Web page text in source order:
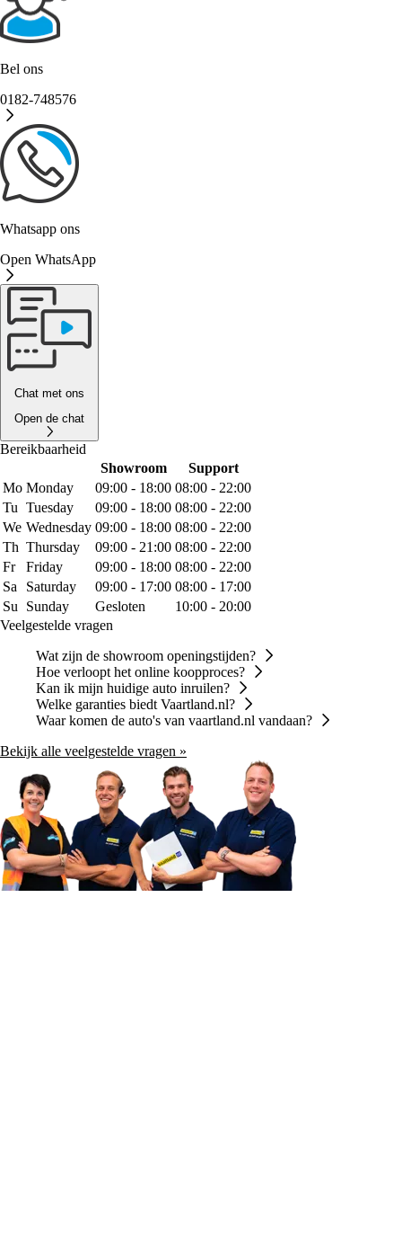
Bel ons
0182-748576
Whatsapp ons
Open WhatsApp
Chat met ons
Open de chat
Bereikbaarheid
Showroom
Support
Mo Monday 09:00 - 18:00 08:00 - 22:00
Tu Tuesday 09:00 - 18:00 08:00 - 22:00
We Wednesday 09:00 - 18:00 08:00 - 22:00
Th Thursday 09:00 - 21:00 08:00 - 22:00
Fr
Friday 09:00 - 18:00 08:00 - 22:00
Sa
Saturday 09:00 - 17:00 08:00 - 17:00
Su
Sunday Gesloten
10:00 - 20:00
Veelgestelde vragen
Wat zijn de showroom openingstijden?
Hoe verloopt het online koopproces?
Kan ik mijn huidige auto inruilen?
Welke garanties biedt Vaartland.nl?
Waar komen de auto's van vaartland.nl vandaan?
Bekijk alle veelgestelde vragen »